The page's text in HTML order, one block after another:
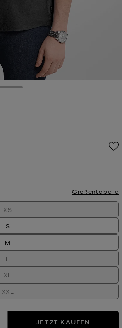
Größentabelle
XS
S
M
L
XL
XXL
JETZT KAUFEN